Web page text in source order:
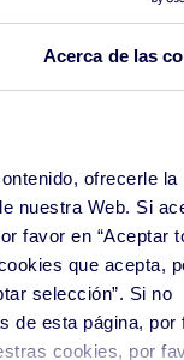
Acerca de las
ofrecerle la
nuestra Web. Si
favor en “Aceptar
que acepta,
selección”. Si no
de esta página, por
cookies, por
de
dar a
un
celdas y